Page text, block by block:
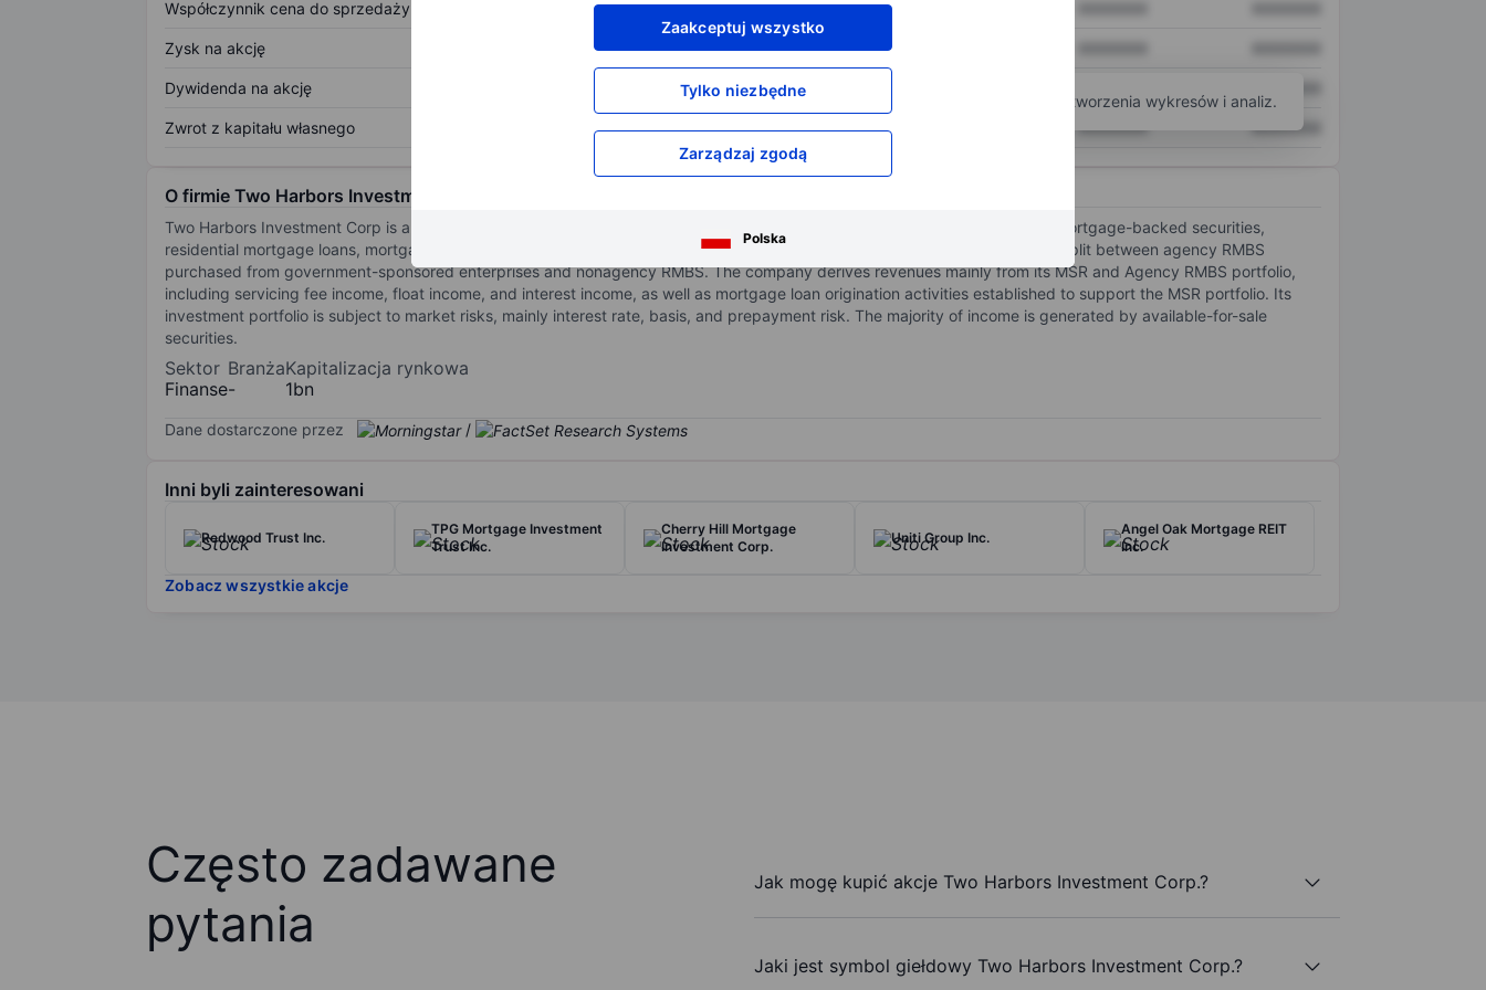
Zaakceptuj wszystko
Tylko niezbędne
Zarządzaj zgodą
Polska
Współczynnik cena do sprzedaży XXXXXXX
Zysk na akcję XXXXXXX
Dywidenda na akcję XXXXXXX
Zwrot z kapitału własnego XXXXXXX XXXXXXX XXXXXXX
Otwórz kontoaby uzyskać dostęp do większej ilości narzędzi do tworzenia wykresów i analiz.
O firmie Two Harbors Investment Corp.
Two Harbors Investment Corp is a real estate investment trust focused on investing in, financing, and managing residential mortgage-backed securities,
residential mortgage loans, mortgage servicing rights, and commercial real estate. The majority of its investment portfolio is split between agency RMBS
purchased from government-sponsored enterprises and nonagency RMBS. The company derives revenues mainly from its MSR and Agency RMBS portfolio,
including servicing fee income, float income, and interest income, as well as mortgage loan origination activities established to support the MSR portfolio. Its
investment portfolio is subject to market risks, mainly interest rate, basis, and prepayment risk. The majority of income is generated by available-for-sale
securities.
Sektor
Finanse
Branża
-
Kapitalizacja rynkowa
1bn
Dane dostarczone przez /
Inni byli zainteresowani
Redwood Trust Inc.
TPG Mortgage Investment
Trust Inc.
Cherry Hill Mortgage
Investment Corp.
Uniti Group Inc.
Angel Oak Mortgage REIT
Inc.
Zobacz wszystkie akcje
Często zadawane
pytania
Jak mogę kupić akcje Two Harbors Investment Corp.?
Jaki jest symbol giełdowy Two Harbors Investment Corp.?